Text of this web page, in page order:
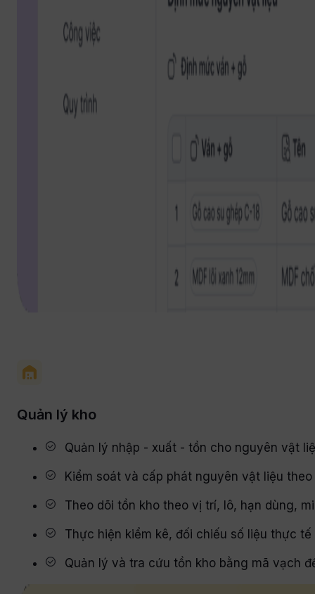
Quản lý kho
Quản lý nhập - xuất - tồn cho nguyên vật
Kiểm soát và cấp phát nguyên vật liệu
Theo dõi tồn kho theo vị trí, lô, hạn dùng,
Thực hiện kiểm kê, đối chiếu số liệu thực
Quản lý và tra cứu tồn kho bằng mã vạch